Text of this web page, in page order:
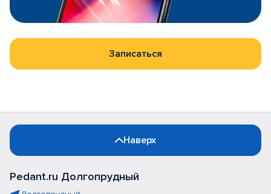
Записаться
Наверх
Pedant.ru Долгопрудный